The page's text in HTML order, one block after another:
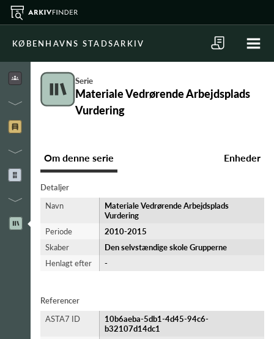
KØBENHAVNS STADSARKIV
Serie
Materiale Vedrørende Arbejdsplads
Vurdering
Om denne serie Enheder
Detaljer
Navn
Materiale Vedrørende Arbejdsplads
Vurdering
Periode
2010-​2015
Skaber
Den selvstændige skole Grupperne
Henlagt efter
-
Referencer
ASTA7 ID
10b6aeba-5db1-4d45-94c6-
b32107d14dc1